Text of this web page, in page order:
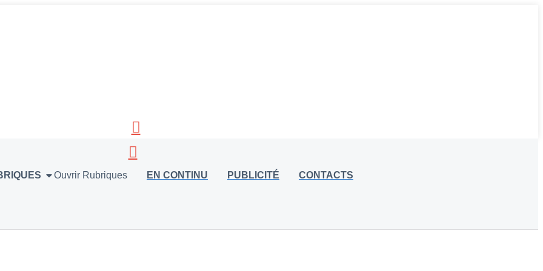
Ouvrir Rubriques EN CONTINU PUBLICITÉ
CONTACTS